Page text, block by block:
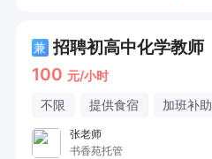
兼 招聘初高中化学教师
100 元/小时
不限 提供食宿 加班补助
张老师
书香苑托管